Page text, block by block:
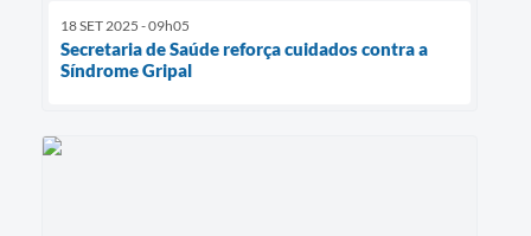
18 SET 2025 - 09h05
Secretaria de Saúde reforça cuidados contra a
Síndrome Gripal